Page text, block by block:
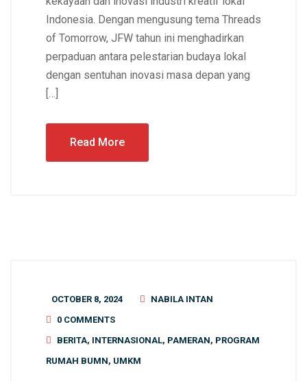
Indonesia. Dengan mengusung tema Threads
of Tomorrow, JFW tahun ini menghadirkan
perpaduan antara pelestarian budaya lokal
dengan sentuhan inovasi masa depan yang
[…]
Read More
OCTOBER 8, 2024
NABILA INTAN
0 COMMENTS
BERITA, INTERNASIONAL, PAMERAN, PROGRAM
RUMAH BUMN, UMKM